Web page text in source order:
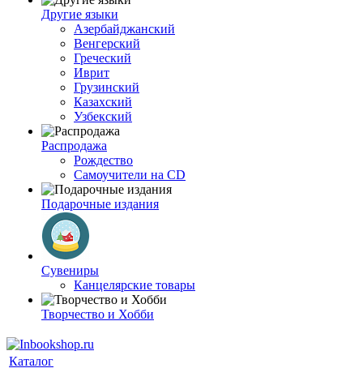
Другие языки
Азербайджанский
Венгерский
Греческий
Иврит
Грузинский
Казахский
Узбекский
Распродажа
Рождество
Самоучители на CD
Подарочные издания
Сувениры
Канцелярские товары
Творчество и Хобби
Каталог